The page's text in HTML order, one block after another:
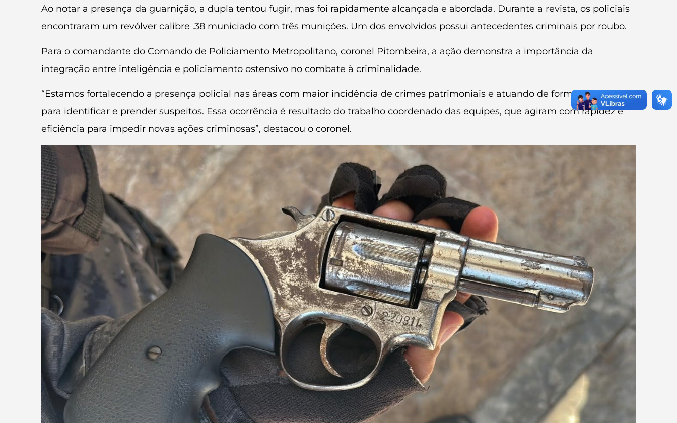
Ao notar a presença da guarnição, a dupla tentou fugir, mas foi rapidamente alcançada e abordada. Durante a revista, os policiais
encontraram um revólver calibre .38 municiado com três munições. Um dos envolvidos possui antecedentes criminais por roubo.
Para o comandante do Comando de Policiamento Metropolitano, coronel Pitombeira, a ação demonstra a importância da
integração entre inteligência e policiamento ostensivo no combate à criminalidade.
“Estamos fortalecendo a presença policial nas áreas com maior incidência de crimes patrimoniais e atuando de forma estratégica
para identificar e prender suspeitos. Essa ocorrência é resultado do trabalho coordenado das equipes, que agiram com rapidez e
eficiência para impedir novas ações criminosas”, destacou o coronel.